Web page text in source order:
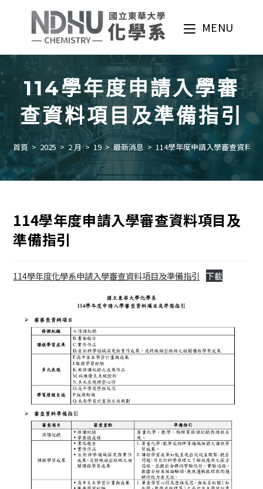
MENU
114學年度申請入學審
查資料項目及準備指引
首頁 > 2025 > 2 月 > 19 > 最新消息 > 114學年度申請入學審查資料項
114學年度申請入學審查資料項目及
準備指引
114學年度化學系申請入學審查資料項目及準備指引 下載